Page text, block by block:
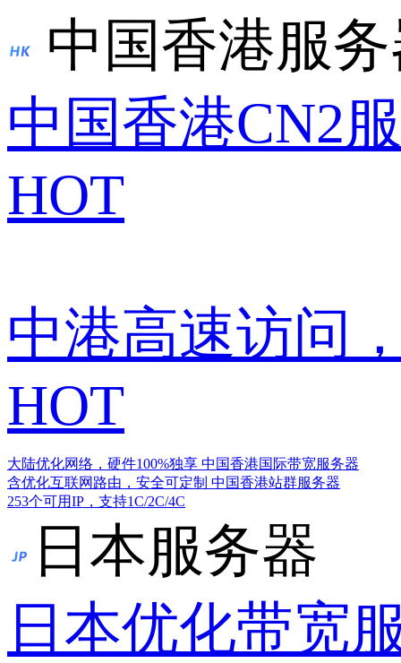
中国香港服
中国香港CN2
HOT
中港高速访问
HOT
大陆优化网络，硬件100%独享 中国香港国际带宽服务器
含优化互联网路由，安全可定制 中国香港站群服务器
253个可用IP，支持1C/2C/4C
日本服务器
日本优化带宽